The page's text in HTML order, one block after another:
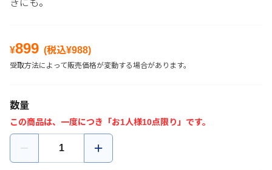
きにも。
¥899 (税込¥988)
受取方法によって販売価格が変動する場合があります。
数量
この商品は、一度につき「お1人様10点限り」です。